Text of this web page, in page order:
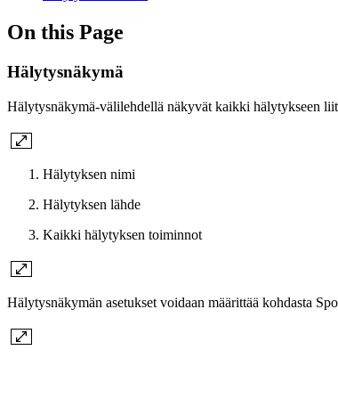
On this Page
Hälytysnäkymä
Hälytysnäkymä-välilehdellä näkyvät kaikki hälytykseen
Hälytyksen nimi
Hälytyksen lähde
Kaikki hälytyksen toiminnot
Hälytysnäkymän asetukset voidaan määrittää kohdasta